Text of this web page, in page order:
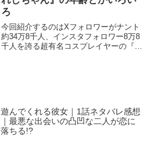
ろ
今回紹介するのはXフォロワーがナント
約34万8千人、インスタフォロワー8万8
千人を誇る超有名コスプレイヤーの『か
遊んでくれる彼女｜1話ネタバレ感想
｜最悪な出会いの凸凹な二人が恋に
落ちる!?